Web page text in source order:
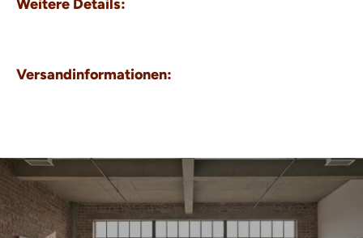
Weitere Details:
Versandinformationen: